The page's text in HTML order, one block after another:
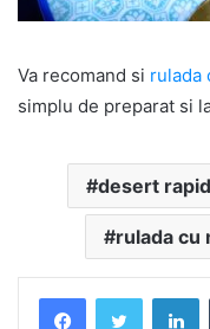
Va recomand si rulada
simplu de preparat si
desert rapid
rulada cu